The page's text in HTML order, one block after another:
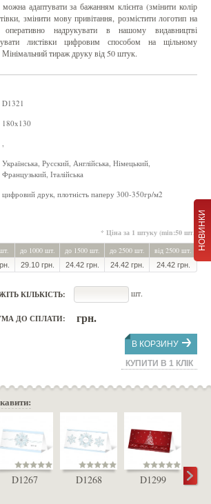
НОВИНКИ
адаптувати за бажанням клієнта (змінити колір
змінити мову привітання, розмістити логотип на
надрукувати в нашому видавництві
листівки цифровим способом на щільному
тираж друку від 50 штук.
D1321
180x130
,
Українська, Русский, Англійська, Німецький,
Французький, Італійська
цифровий друк, плотність паперу 300-350гр/м2
* Ціна за 1 штуку (min:50 шт.)
до 1000 шт. до 1500 шт. до 2500 шт. від 2500 шт.
29.10 грн. 24.42 грн. 24.42 грн. 24.42 грн.
КІЛЬКІСТЬ: шт.
ДО СПЛАТИ: грн.
В КОРЗИНУ
КУПИТИ В 1 КЛІК
D1267 D1268 D1299